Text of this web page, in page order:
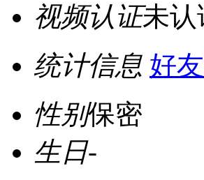
视频认证未认
统计信息 好
性别保密
生日-